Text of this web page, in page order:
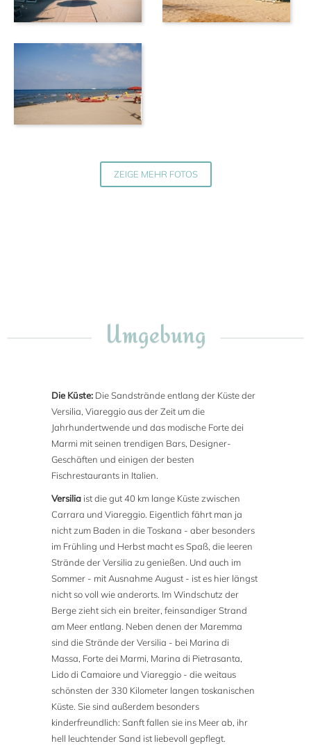
ZEIGE MEHR FOTOS
Umgebung
Die Küste: Die Sandstrände entlang der Küste der
Versilia, Viareggio aus der Zeit um die
Jahrhundertwende und das modische Forte dei
Marmi mit seinen trendigen Bars, Designer-
Geschäften und einigen der besten
Fischrestaurants in Italien.
Versilia ist die gut 40 km lange Küste zwischen
Carrara und Viareggio. Eigentlich fährt man ja
nicht zum Baden in die Toskana - aber besonders
im Frühling und Herbst macht es Spaß, die leeren
Strände der Versilia zu genießen. Und auch im
Sommer - mit Ausnahme August - ist es hier längst
nicht so voll wie anderorts. Im Windschutz der
Berge zieht sich ein breiter, feinsandiger Strand
am Meer entlang. Neben denen der Maremma
sind die Strände der Versilia - bei Marina di
Massa, Forte dei Marmi, Marina di Pietrasanta,
Lido di Camaiore und Viareggio - die weitaus
schönsten der 330 Kilometer langen toskanischen
Küste. Sie sind außerdem besonders
kinderfreundlich: Sanft fallen sie ins Meer ab, ihr
hell leuchtender Sand ist liebevoll gepflegt.